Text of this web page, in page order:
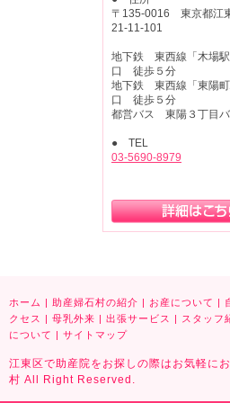
〒135-0016 東京都江
21-11-101
地下鉄 東西線「木場駅
口 徒歩５分
地下鉄 東西線「東陽町
口 徒歩５分
都営バス 東陽３丁目バ
● TEL
03-5690-8979
ホーム | 助産婦石村の紹介 | お産について |
クセス
| 母乳外来 | 出張サービス | スタッフ
について | サイトマップ
江東区で助産院をお探しの際はお気軽に
村 All Right Reserved.